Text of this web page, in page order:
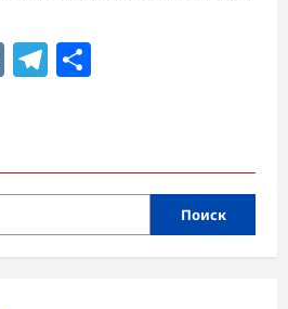
VK Telegram
Поиск